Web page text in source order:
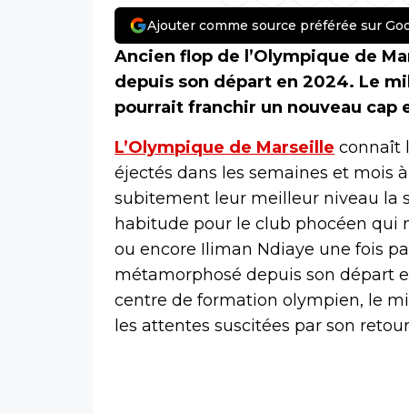
Ajouter comme source préférée sur
Ancien flop de l’Olympique de
depuis son départ en 2024. Le
pourrait franchir un nouveau cap
L’Olympique de Marseille connaît
éjectés dans les semaines et mois
subitement leur meilleur niveau la
habitude pour le club phocéen qui
ou encore Iliman Ndiaye une fois
métamorphosé depuis son départ
centre de formation olympien, le
les attentes suscitées par son